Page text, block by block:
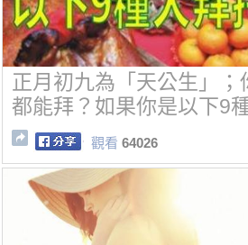
正月初九為「天公生」；
都能拜？如果你是以下9
觀看 64026